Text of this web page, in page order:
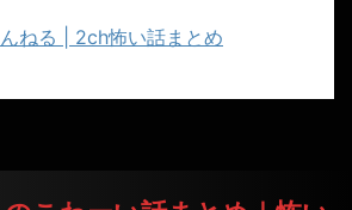
ねる | 2ch怖い話まとめ